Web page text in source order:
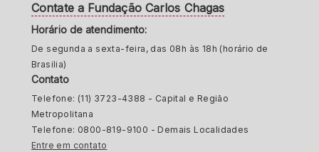
Contate a Fundação Carlos Chagas
Horário de atendimento:
De segunda a sexta-feira, das 08h às 18h (horário de
Brasilia)
Contato
Telefone: (11) 3723-4388 - Capital e Região
Metropolitana
Telefone: 0800-819-9100 - Demais Localidades
Entre em contato